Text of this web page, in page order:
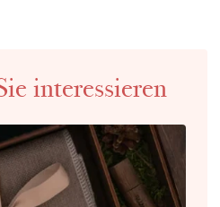
interessieren